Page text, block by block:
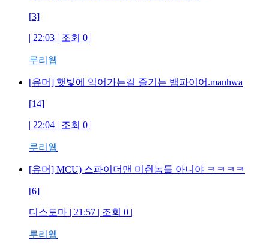
[3]
| 22:03 | 조회 0 |
루리웹
[유머] 햇빛에 익어가는걸 즐기는 뱀파이어.manhwa
[14]
| 22:04 | 조회 0 |
루리웹
[유머] MCU) 스파이더맨 미췬놈들 아니야 ㅋㅋㅋㅋ
[6]
디스토마 | 21:57 | 조회 0 |
루리웹